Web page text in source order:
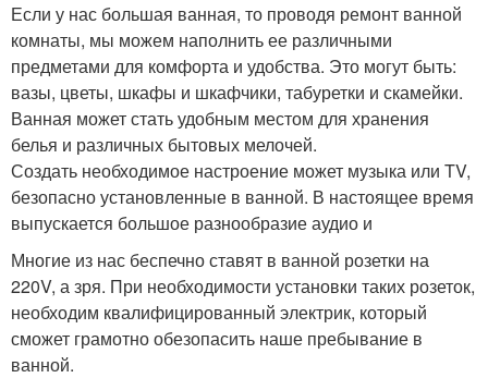
Если у нас большая ванная, то проводя ремонт ванной
комнаты, мы можем наполнить ее различными
предметами для комфорта и удобства. Это могут быть:
вазы, цветы, шкафы и шкафчики, табуретки и скамейки.
Ванная может стать удобным местом для хранения
белья и различных бытовых мелочей.
Создать необходимое настроение может музыка или TV,
безопасно установленные в ванной. В настоящее время
выпускается большое разнообразие аудио и
Многие из нас беспечно ставят в ванной розетки на
220V, а зря. При необходимости установки таких розеток,
необходим квалифицированный электрик, который
сможет грамотно обезопасить наше пребывание в
ванной.